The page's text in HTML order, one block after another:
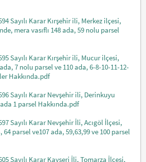
Sayılı Karar Kırşehir ili, Merkez ilçesi,
mera vasıflı 148 ada, 59 nolu parsel
Sayılı Karar Kırşehir ili, Mucur ilçesi,
ada, 7 nolu parsel ve 110 ada, 6-8-10-11-12-
Hakkında.pdf
Sayılı Karar Nevşehir ili, Derinkuyu
1 parsel Hakkında.pdf
Sayılı Karar Nevşehir İli, Acıgöl İlçesi,
64 parsel ve107 ada, 59,63,99 ve 100 parsel
Sayılı Karar Kayseri İli, Tomarza İlçesi,